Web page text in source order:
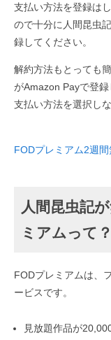
支払い方法を登録は
ので十分に人間昆虫
録してください。
解約方法もとっても
がAmazon Payで登
支払い方法を選択し
FODプレミアム2週
人間昆虫記
ミアムって？
FODプレミアムは、
ービスです。
見放題作品が